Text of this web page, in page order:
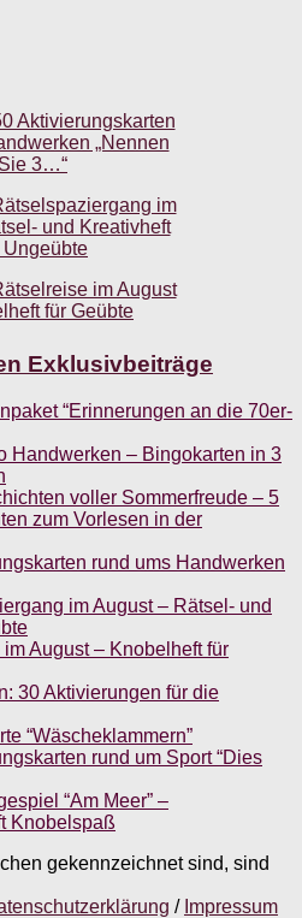
Exklusivbeiträge
“Erinnerungen an die 70er-
Handwerken – Bingokarten in 3
voller Sommerfreude – 5
zum Vorlesen in der
rund ums Handwerken
im August – Rätsel- und
August – Knobelheft für
30 Aktivierungen für die
“Wäscheklammern”
rund um Sport “Dies
“Am Meer” –
Knobelspaß
gekennzeichnet sind, sind
/ Impressum